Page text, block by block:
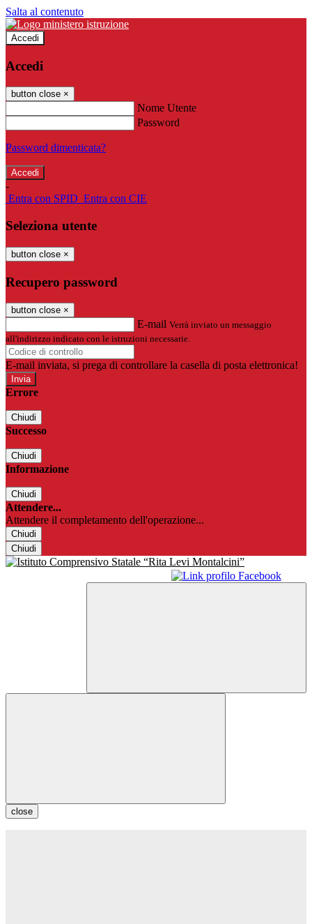
Salta al contenuto
Accedi
Accedi
button close ×
Nome Utente
Password
Password dimenticata?
-
Entra con SPID Entra con CIE
Seleziona utente
button close ×
Recupero password
button close ×
E-mail Verrà inviato un messaggio
all'indirizzo indicato con le istruzioni necessarie.
E-mail inviata, si prega di controllare la casella di posta elettronica!
Errore
Chiudi
Successo
Chiudi
Informazione
Chiudi
Attendere...
Attendere il completamento dell'operazione...
Chiudi
Chiudi
close